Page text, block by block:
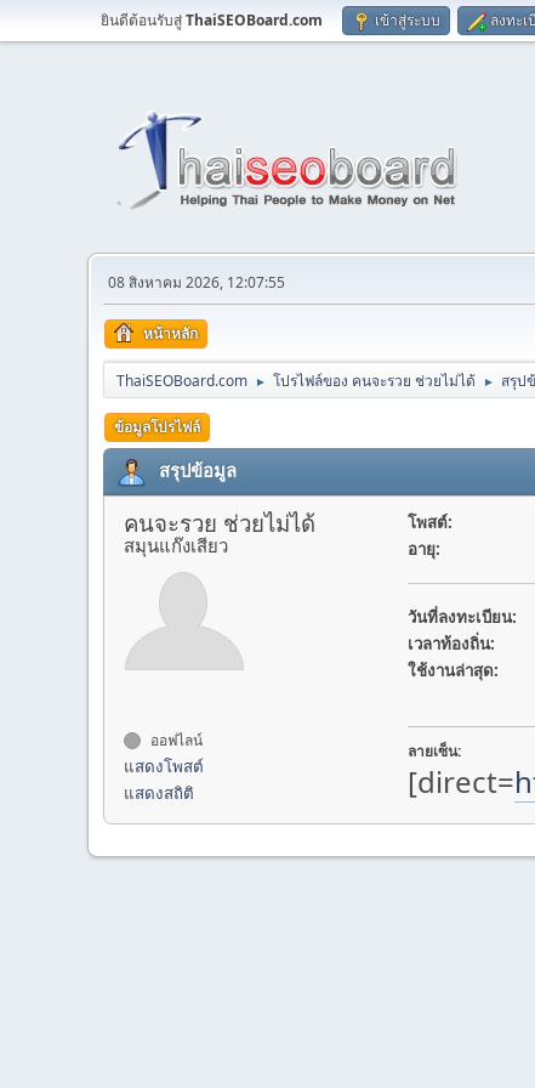
ยินดีต้อนรับสู่ThaiSEOBoard.com เข้าสู่ระบบ ลงทะเ
08 สิงหาคม 2026, 12:07:55
หน้าหลัก
ThaiSEOBoard.com ► โปรไฟล์ของ คนจะรวย ช่วยไม่ได้ ► สรุป
ข้อมูลโปรไฟล์
สรุปข้อมูล
คนจะรวย ช่วยไม่ได้
สมุนแก๊งเสียว
ออฟไลน์
แสดงโพสต์
แสดงสถิติ
โพสต์:
อายุ:
วันที่ลงทะเบียน:
เวลาท้องถิ่น:
ใช้งานล่าสุด:
ลายเซ็น:
[direct=